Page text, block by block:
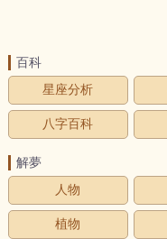
百科
星座分析
八字百科
解夢
人物
植物